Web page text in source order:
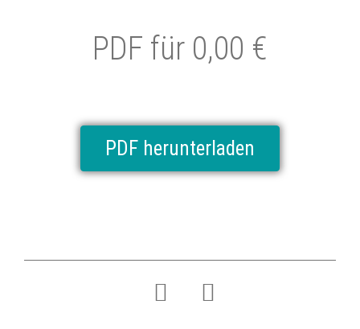
PDF für 0,00 €
PDF herunterladen